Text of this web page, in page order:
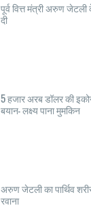
पूर्व वित्त मंत्री अरुण जेटली
दी
5 हजार अरब डॉलर की
बयान- लक्ष्य पाना मुमकिन
अरुण जेटली का पार्थिव
रवाना